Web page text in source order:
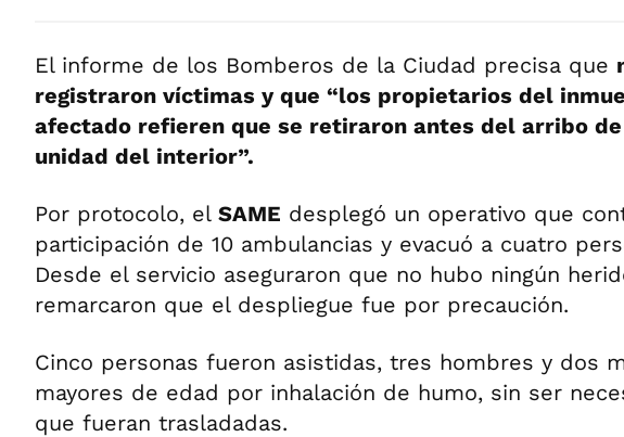
El informe de los Bomberos de la Ciudad precisa que
registraron víctimas y que “los propietarios del
afectado refieren que se retiraron antes del arribo
unidad del interior”.
Por protocolo, el SAME desplegó un operativo que
participación de 10 ambulancias y evacuó a cuatro
Desde el servicio aseguraron que no hubo ningún
remarcaron que el despliegue fue por precaución.
Cinco personas fueron asistidas, tres hombres y dos
mayores de edad por inhalación de humo, sin ser
que fueran trasladadas.